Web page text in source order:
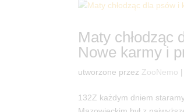
Maty chłodząc
Nowe karmy i
utworzone przez ZooNemo |
132Z każdym dniem